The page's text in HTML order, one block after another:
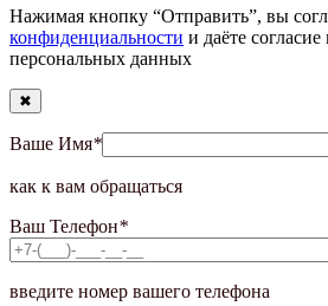
Нажимая кнопку “Отправить”, вы
конфиденциальности и даёте
персональных данных
✖
Ваше Имя*
как к вам обращаться
Ваш Телефон*
введите номер вашего телефона